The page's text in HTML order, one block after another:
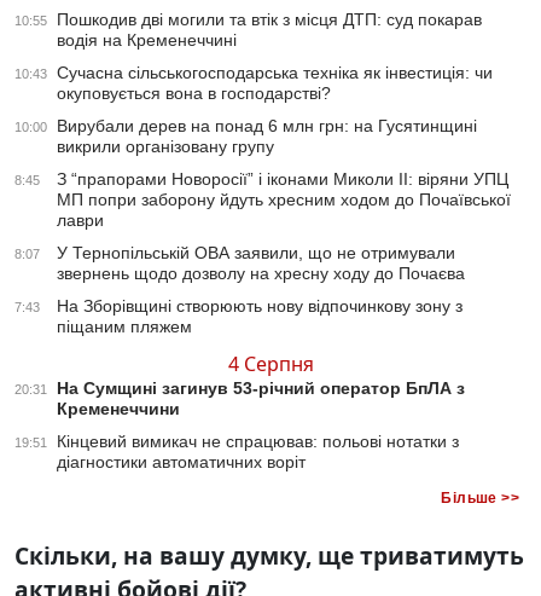
10:55
Пошкодив дві могили та втік з місця ДТП: суд покарав
водія на Кременеччині
10:43
Сучасна сільськогосподарська техніка як інвестиція: чи
окуповується вона в господарстві?
10:00
Вирубали дерев на понад 6 млн грн: на Гусятинщині
викрили організовану групу
8:45
З “прапорами Новоросії” і іконами Миколи ІІ: віряни УПЦ
МП попри заборону йдуть хресним ходом до Почаївської
лаври
8:07
У Тернопільській ОВА заявили, що не отримували
звернень щодо дозволу на хресну ходу до Почаєва
7:43
На Зборівщині створюють нову відпочинкову зону з
піщаним пляжем
4 Серпня
20:31
На Сумщині загинув 53-річний оператор БпЛА з
Кременеччини
19:51
Кінцевий вимикач не спрацював: польові нотатки з
діагностики автоматичних воріт
Більше >>
Скільки, на вашу думку, ще триватимуть